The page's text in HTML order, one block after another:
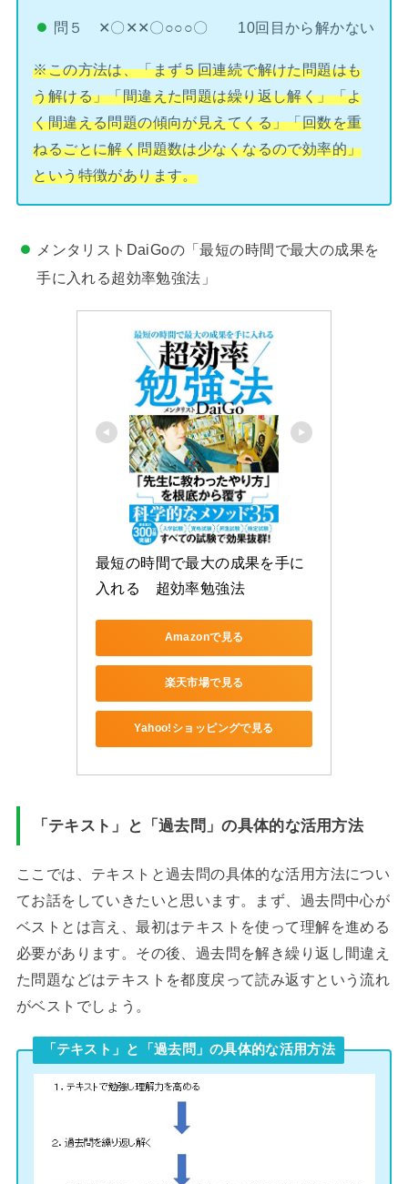
問５ ✕〇✕✕〇○○○〇 10回目から解かない
※この方法は、「まず５回連続で解けた問題はも
う解ける」「間違えた問題は繰り返し解く」「よ
く間違える問題の傾向が見えてくる」「回数を重
ねるごとに解く問題数は少なくなるので効率的」
という特徴があります。
メンタリストDaiGoの「最短の時間で最大の成果を
手に入れる超効率勉強法」
最短の時間で最大の成果を手に
入れる　超効率勉強法
Amazonで見る
楽天市場で見る
Yahoo!ショッピングで見る
「テキスト」と「過去問」の具体的な活用方法
ここでは、テキストと過去問の具体的な活用方法につい
てお話をしていきたいと思います。まず、過去問中心が
ベストとは言え、最初はテキストを使って理解を進める
必要があります。その後、過去問を解き繰り返し間違え
た問題などはテキストを都度戻って読み返すという流れ
がベストでしょう。
「テキスト」と「過去問」の具体的な活用方法